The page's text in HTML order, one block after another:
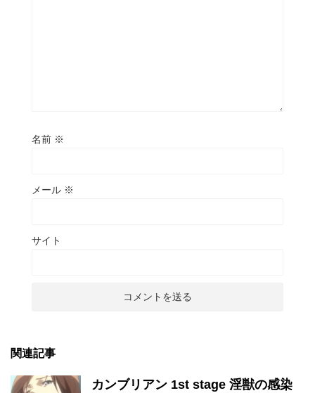
名前 ※
メール ※
サイト
関連記事
カンブリアン 1st stage 淫獣の感染